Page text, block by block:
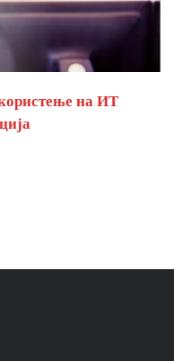
на ИТ